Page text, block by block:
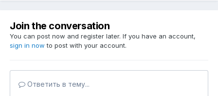
Join the conversation
You can post now and register later. If you have an account,
sign in now to post with your account.
Ответить в тему...